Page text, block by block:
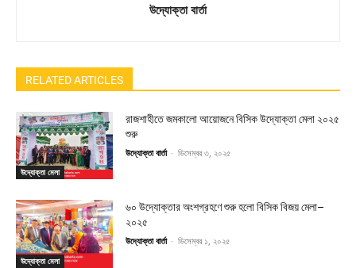
উদ্যোক্তা বার্তা
RELATED ARTICLES
উদ্যোক্তা মেলা
রাজশাহীতে জমকালো আয়োজনে বিসিক উদ্যোক্তা মেলা ২০২৫
শুরু
উদ্যোক্তা বার্তা - ডিসেম্বর ৩, ২০২৫
উদ্যোক্তা মেলা
৬০ উদ্যোক্তার অংশগ্রহণে শুরু হলো বিসিক বিজয় মেলা–
২০২৫
উদ্যোক্তা বার্তা - ডিসেম্বর ১, ২০২৫